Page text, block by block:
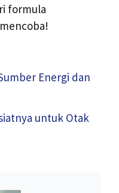
formula
Energi dan
untuk Otak